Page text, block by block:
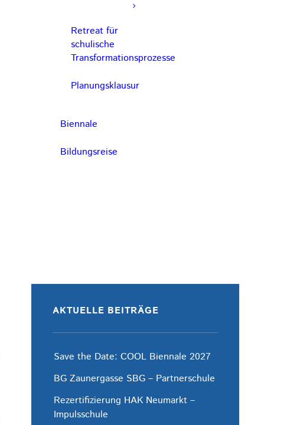
Retreat für
schulische
Transformationsprozesse
Planungsklausur
Biennale
Bildungsreise
AKTUELLE BEITRÄGE
Save the Date: COOL Biennale 2027
BG Zaunergasse SBG – Partnerschule
Rezertifizierung HAK Neumarkt –
Impulsschule